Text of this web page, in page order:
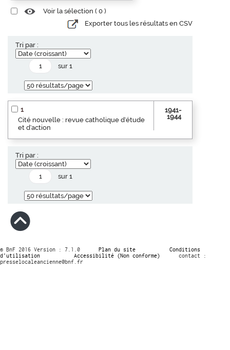
Voir la sélection ( 0 )
Exporter tous les résultats en CSV
Tri par :
sur 1
1
Cité nouvelle : revue catholique d'étude
et d'action
1941-
1944
Tri par :
sur 1
© BnF 2016 Version : 7.1.0 Plan du site
Conditions
d’utilisation
Accessibilité (Non conforme)
contact :
presselocaleancienne@bnf.fr